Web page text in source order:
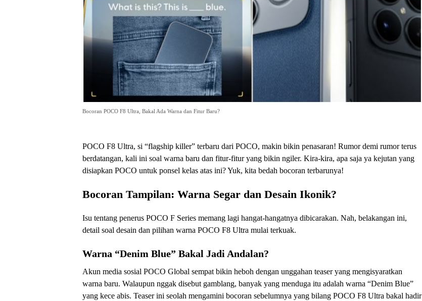
Bocoran POCO F8 Ultra, Bakal Ada Warna dan Fitur Baru?
POCO F8 Ultra, si “flagship killer” terbaru dari POCO, makin bikin penasaran! Rumor demi rumor terus
berdatangan, kali ini soal warna baru dan fitur-fitur yang bikin ngiler. Kira-kira, apa saja ya kejutan yang
disiapkan POCO untuk ponsel kelas atas ini? Yuk, kita bedah bocoran terbarunya!
Bocoran Tampilan: Warna Segar dan Desain Ikonik?
Isu tentang penerus POCO F Series memang lagi hangat-hangatnya dibicarakan. Nah, belakangan ini,
detail soal desain dan pilihan warna POCO F8 Ultra mulai terkuak.
Warna “Denim Blue” Bakal Jadi Andalan?
Akun media sosial POCO Global sempat bikin heboh dengan unggahan teaser yang mengisyaratkan
warna baru. Walaupun nggak disebut gamblang, banyak yang menduga itu adalah warna “Denim Blue”
yang kece abis. Teaser ini seolah mengamini bocoran sebelumnya yang bilang POCO F8 Ultra bakal hadir